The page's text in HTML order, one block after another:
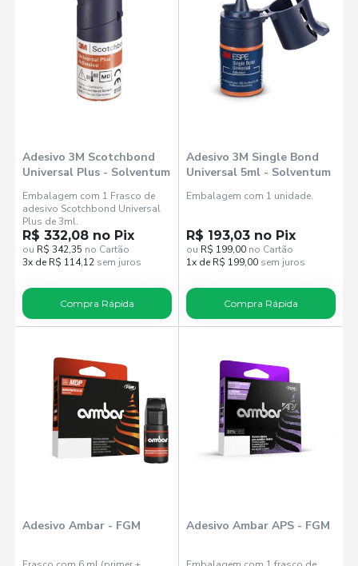
Adesivo 3M Scotchbond
Universal Plus - Solventum
Embalagem com 1 Frasco de
adesivo Scotchbond Universal
Plus de 3ml.
R$ 332,08 no Pix
ou R$ 342,35 no Cartão
3x de R$ 114,12 sem juros
Compra Rápida
Adesivo 3M Single Bond
Universal 5ml - Solventum
Embalagem com 1 unidade.
R$ 193,03 no Pix
ou R$ 199,00 no Cartão
1x de R$ 199,00 sem juros
Compra Rápida
Adesivo Ambar - FGM Adesivo Ambar APS - FGM